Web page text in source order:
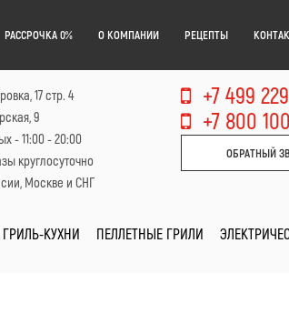
РАССРОЧКА 0% О КОМПАНИИ РЕЦЕПТЫ
17 стр. 4
9
- 11:00 - 20:00
круглосуточно
Москве и СНГ
+7 499
+7 800
ОБРАТНЫЙ
ГРИЛЬ-КУХНИ ПЕЛЛЕТНЫЕ ГРИЛИ